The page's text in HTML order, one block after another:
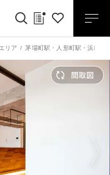
リア 茅場町駅 ・ 人形町駅 ・浜町駅